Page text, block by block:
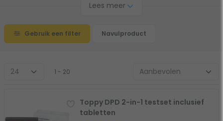
omdat je de chloorwaarde simpel af kunt lezen op een
neemt, of een navulproduct voor een tester. Gebruik de
filters in de keuzehulp om tot het geschikte product te
Lees meer
Gebruik een filter Navulproduct
1 - 20
Toppy DPD 2-in-1 testset inclusief
tabletten